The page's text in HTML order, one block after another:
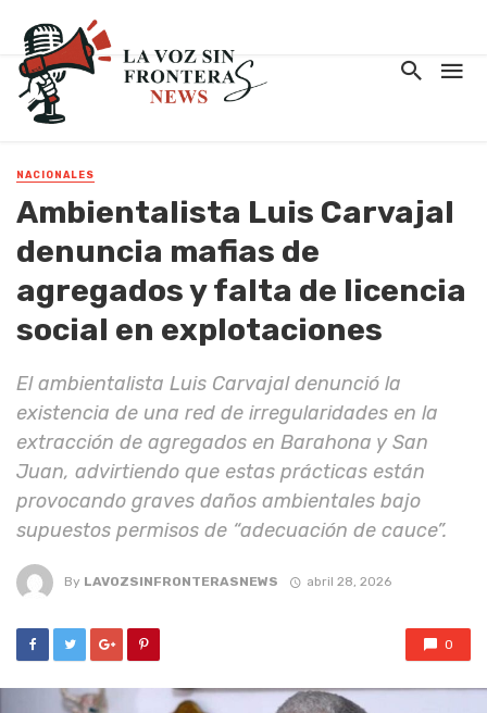
NACIONALES
Ambientalista Luis Carvajal
denuncia mafias de
agregados y falta de licencia
social en explotaciones
El ambientalista Luis Carvajal denunció la
existencia de una red de irregularidades en la
extracción de agregados en Barahona y San
Juan, advirtiendo que estas prácticas están
provocando graves daños ambientales bajo
supuestos permisos de “adecuación de cauce”.
By LAVOZSINFRONTERASNEWS abril 28, 2026
0